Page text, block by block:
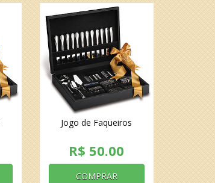
Jogo de Faqueiros
R$ 50.00
COMPRAR